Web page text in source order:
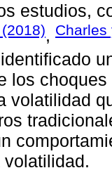
estudios,
(2018), Charles
los
volatilidad